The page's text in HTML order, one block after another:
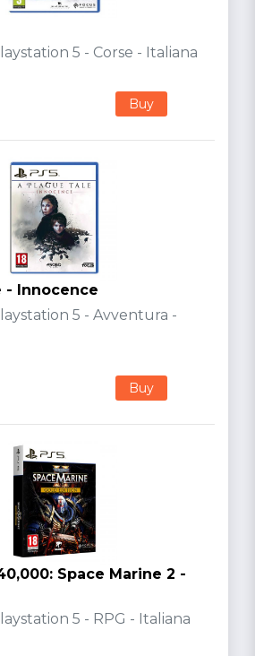
5 - Corse - Italiana
Buy
- Innocence
5 - Avventura -
Buy
Space Marine 2 -
5 - RPG - Italiana